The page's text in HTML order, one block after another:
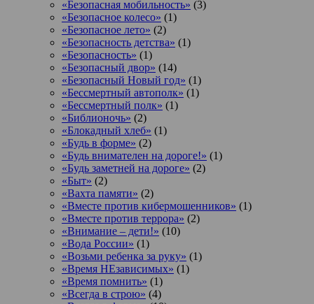
«Безопасная мобильность» (3)
«Безопасное колесо» (1)
«Безопасное лето» (2)
«Безопасность детства» (1)
«Безопасность» (1)
«Безопасный двор» (14)
«Безопасный Новый год» (1)
«Бессмертный автополк» (1)
«Бессмертный полк» (1)
«Библионочь» (2)
«Блокадный хлеб» (1)
«Будь в форме» (2)
«Будь внимателен на дороге!» (1)
«Будь заметней на дороге» (2)
«Быт» (2)
«Вахта памяти» (2)
«Вместе против кибермошенников» (1)
«Вместе против террора» (2)
«Внимание – дети!» (10)
«Вода России» (1)
«Возьми ребенка за руку» (1)
«Время НЕзависимых» (1)
«Время помнить» (1)
«Всегда в строю» (4)